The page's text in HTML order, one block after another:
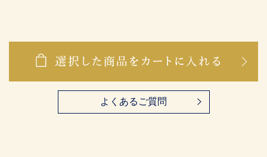
よくあるご質問